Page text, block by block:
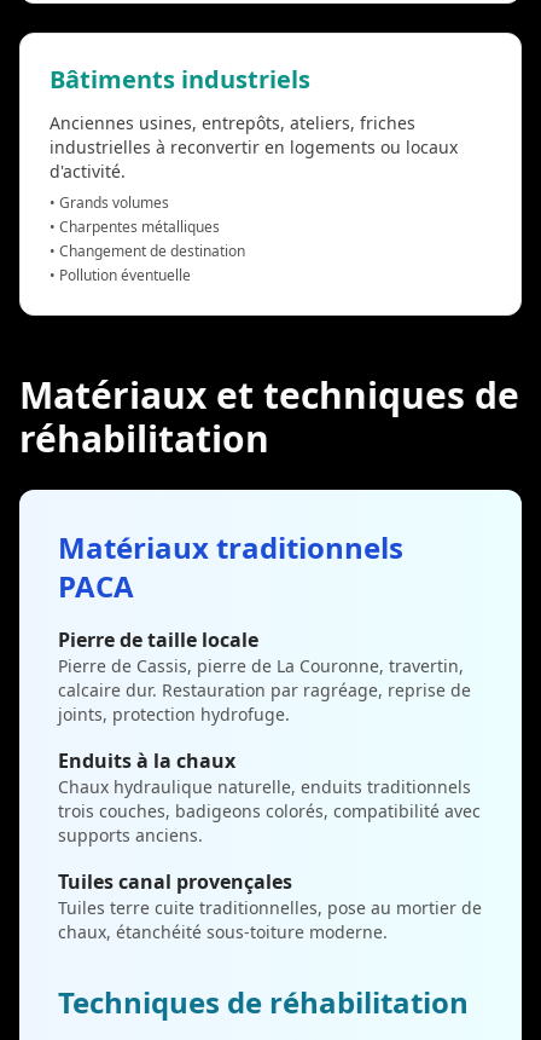
Bâtiments industriels
Anciennes usines, entrepôts, ateliers, friches
industrielles à reconvertir en logements ou locaux
d'activité.
• Grands volumes
• Charpentes métalliques
• Changement de destination
• Pollution éventuelle
Matériaux et techniques de
réhabilitation
Matériaux traditionnels
PACA
Pierre de taille locale
Pierre de Cassis, pierre de La Couronne, travertin,
calcaire dur. Restauration par ragréage, reprise de
joints, protection hydrofuge.
Enduits à la chaux
Chaux hydraulique naturelle, enduits traditionnels
trois couches, badigeons colorés, compatibilité avec
supports anciens.
Tuiles canal provençales
Tuiles terre cuite traditionnelles, pose au mortier de
chaux, étanchéité sous-toiture moderne.
Techniques de réhabilitation